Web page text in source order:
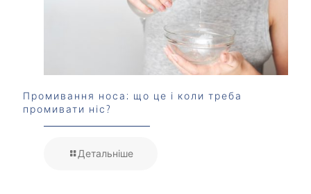
Промивання носа: що це і коли треба
промивати ніс?
Детальніше